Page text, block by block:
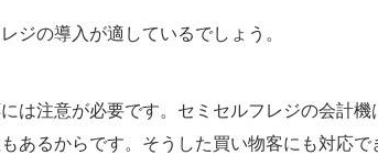
ジの導入が適しているでしょう。
は注意が必要です。セミセルフレジの会計機
あるからです。そうした買い物客にも対応で